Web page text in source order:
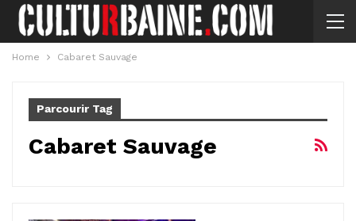
Home Cabaret Sauvage
Parcourir Tag
Cabaret Sauvage